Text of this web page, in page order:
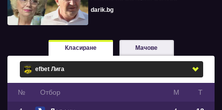
darik.bg
Класиране Мачове
№ Oтбор М Т